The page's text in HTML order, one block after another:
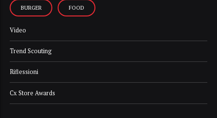
BURGER FOOD
Video
Trend Scouting
Riflessioni
Cx Store Awards